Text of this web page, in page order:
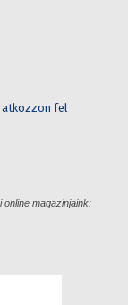
fel
magazinjaink: